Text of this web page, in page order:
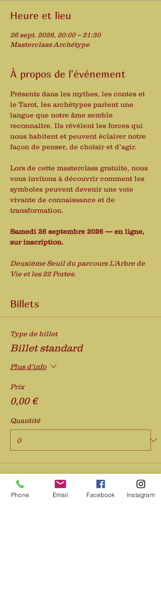
Heure et lieu
26 sept. 2026, 20:00 – 21:30
Masterclass Archétype
À propos de l'événement
Présents dans les mythes, les contes et
le Tarot, les archétypes parlent une
langue que notre âme semble
reconnaître. Ils révèlent les forces qui
nous habitent et peuvent éclairer notre
façon de penser, de choisir et d’agir.
Lors de cette masterclass gratuite, nous
vous invitons à découvrir comment les
symboles peuvent devenir une voie
vivante de connaissance et de
transformation.
Samedi 26 septembre 2026 — en ligne,
sur inscription.
Deuxième Seuil du parcours L’Arbre de
Vie et les 22 Portes.
Billets
Type de billet
Billet standard
Plus d'info
Prix
0,00 €
Quantité
Total 0,00 €
Phone Email Facebook Instagram